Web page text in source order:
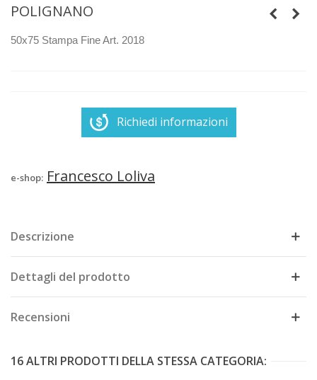
POLIGNANO
50x75 Stampa Fine Art. 2018
Richiedi informazioni
e-shop: Francesco Loliva
Descrizione
Dettagli del prodotto
Recensioni
16 ALTRI PRODOTTI DELLA STESSA CATEGORIA: